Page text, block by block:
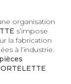
organisation
s’impose
la fabrication
à l’industrie.